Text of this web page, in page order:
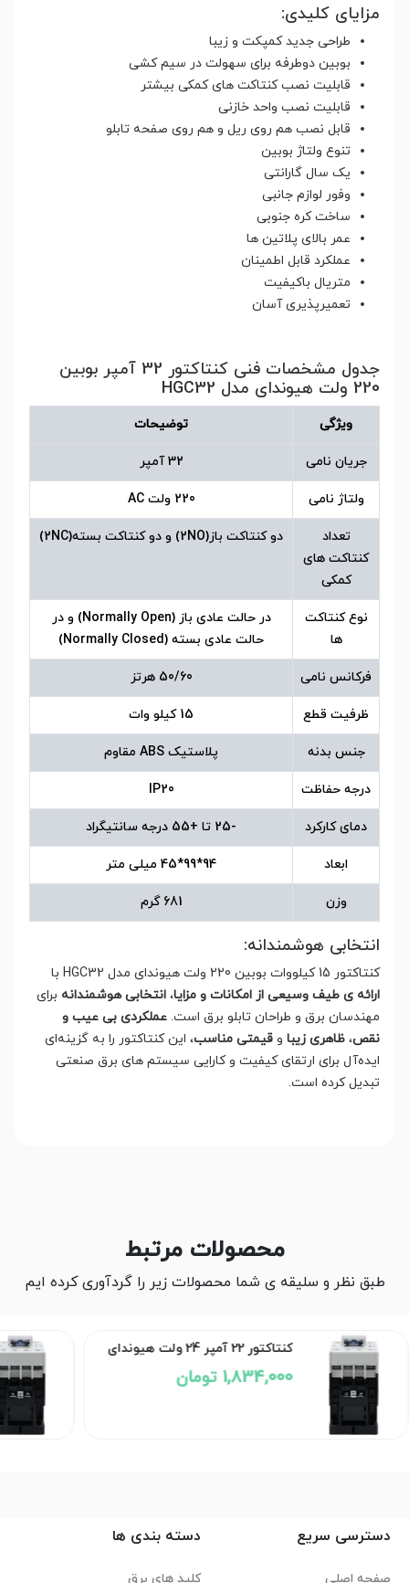
مزایای کلیدی:
طراحی جدید کمپکت و زیبا
بوبین دوطرفه برای سهولت در سیم کشی
قابلیت نصب کنتاکت های کمکی بیشتر
قابلیت نصب واحد خازنی
قابل نصب هم روی ریل و هم روی صفحه تابلو
تنوع ولتاژ بوبین
یک سال گارانتی
وفور لوازم جانبی
ساخت کره جنوبی
عمر بالای پلاتین ها
عملکرد قابل اطمینان
متریال باکیفیت
تعمیرپذیری آسان
جدول مشخصات فنی کنتاکتور 32 آمپر بوبین
220 ولت هیوندای مدل HGC32
ویژگی توضیحات
جریان نامی 32 آمپر
ولتاژ نامی 220 ولت AC
تعداد
کنتاکت های
کمکی
دو کنتاکت باز(2NO) و دو کنتاکت بسته(2NC)
نوع کنتاکت
ها
در حالت عادی باز (Normally Open) و در
حالت عادی بسته (Normally Closed)
فرکانس نامی 50/60 هرتز
ظرفیت قطع 15 کیلو وات
جنس بدنه پلاستیک ABS مقاوم
درجه حفاظت IP20
دمای کارکرد -25 تا +55 درجه سانتیگراد
ابعاد 94*99*45 میلی متر
وزن 681 گرم
انتخابی هوشمندانه:
کنتاکتور 15 کیلووات بوبین 220 ولت هیوندای مدل HGC32 با
ارائه ی طیف وسیعی از امکانات و مزایا، انتخابی هوشمندانه برای
مهندسان برق و طراحان تابلو برق است. عملکردی بی عیب و
نقص، ظاهری زیبا و قیمتی مناسب، این کنتاکتور را به گزینه‌ای
ایده‌آل برای ارتقای کیفیت و کارایی سیستم های برق صنعتی
تبدیل کرده است.
محصولات مرتبط
طبق نظر و سلیقه ی شما محصولات زیر را گردآوری کرده ایم
کنتاکتور 22 آمپر 24 ولت هیوندای
1,834,000 تومان
دسترسی سریع
صفحه اصلی
دسته بندی ها
کلید های برق